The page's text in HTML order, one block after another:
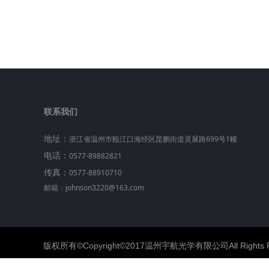
联系我们
地址： 浙江省温州市瓯江口海经区昆鹏街道灵展路699号1幢
电话： 0577-89882821
传真： 0577-88910710
邮箱：johnson3220@163.com
版权所有©Copyright©2017温州宇航光学有限公司All